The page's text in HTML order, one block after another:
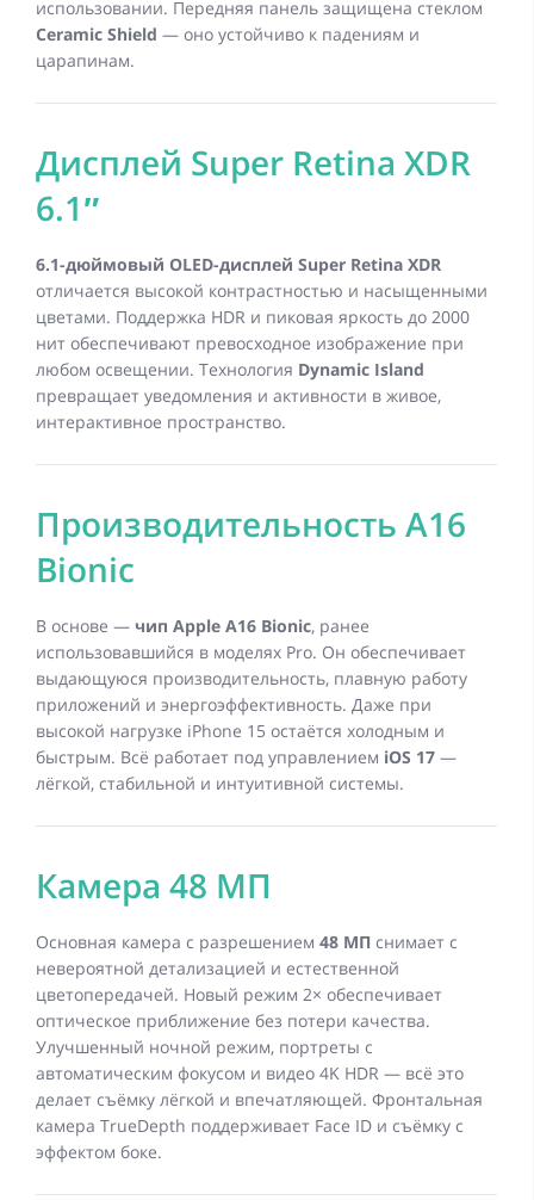
использовании. Передняя панель защищена стеклом
Ceramic Shield — оно устойчиво к падениям и
царапинам.
Дисплей Super Retina XDR
6.1″
6.1-дюймовый OLED-дисплей Super Retina XDR
отличается высокой контрастностью и насыщенными
цветами. Поддержка HDR и пиковая яркость до 2000
нит обеспечивают превосходное изображение при
любом освещении. Технология Dynamic Island
превращает уведомления и активности в живое,
интерактивное пространство.
Производительность A16
Bionic
В основе — чип Apple A16 Bionic, ранее
использовавшийся в моделях Pro. Он обеспечивает
выдающуюся производительность, плавную работу
приложений и энергоэффективность. Даже при
высокой нагрузке iPhone 15 остаётся холодным и
быстрым. Всё работает под управлением iOS 17 —
лёгкой, стабильной и интуитивной системы.
Камера 48 МП
Основная камера с разрешением 48 МП снимает с
невероятной детализацией и естественной
цветопередачей. Новый режим 2× обеспечивает
оптическое приближение без потери качества.
Улучшенный ночной режим, портреты с
автоматическим фокусом и видео 4K HDR — всё это
делает съёмку лёгкой и впечатляющей. Фронтальная
камера TrueDepth поддерживает Face ID и съёмку с
эффектом боке.